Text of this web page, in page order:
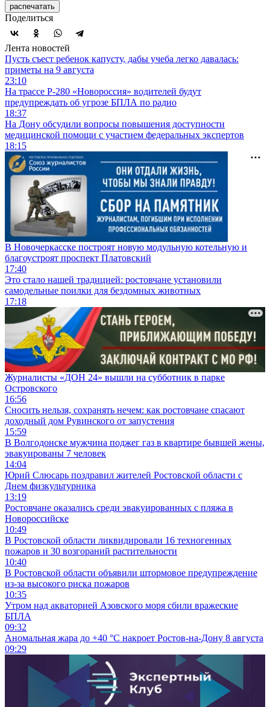
распечатать
Поделиться
Лента новостей
Пусть съест ребенок капусту, дабы учеба легко давалась:
приметы на 9 августа
23:10
На трассе Р-280 «Новороссия» водителей будут
предупреждать об угрозе БПЛА по радио
18:37
На Дону обсудили вопросы повышения доступности
медицинской помощи с участием федеральных экспертов
18:15
В Новочеркасске построят новую модульную котельную и
благоустроят проспект Платовский
17:40
Это стало нашей традицией: ростовчане установили
самодельные поилки для бездомных животных
17:18
Журналисты «ДОН 24» вышли на субботник в парке
Островского
16:56
Сносить нельзя, сохранять нечем: как ростовчане спасают
доходный дом Рувинского от запустения
15:59
В Волгодонске мужчина поджег газ в квартире бывшей жены,
эвакуированы 7 человек
14:04
Юрий Слюсарь поздравил жителей Ростовской области с
Днем физкультурника
13:19
Ростовчане оказались среди эвакуированных с пляжа в
Новороссийске
10:49
В Ростовской области ликвидировали 16 техногенных
пожаров и 30 возгораний растительности
10:40
В Ростовской области объявили штормовое предупреждение
из-за высокого риска пожаров
10:35
Утром над акваторией Азовского моря сбили вражеские
БПЛА
09:32
Аномальная жара до +40 °C накроет Ростов-на-Дону 8 августа
09:29